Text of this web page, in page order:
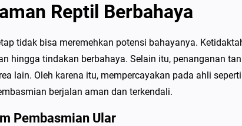
Reptil Berbahaya
tidak bisa meremehkan potensi bahayanya.
hingga tindakan berbahaya. Selain itu, penanganan
lain. Oleh karena itu, mempercayakan pada ahli
berjalan aman dan terkendali.
Pembasmian Ular